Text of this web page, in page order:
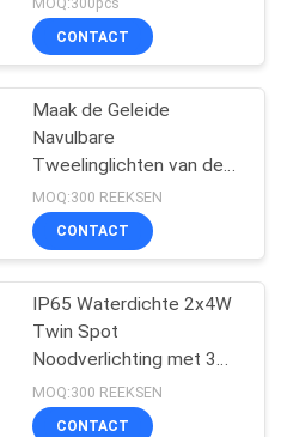
Noodsituatielampen
CONTACT
Maak de Geleide
Navulbare
Tweelinglichten van de
Vleknoodsituatie met
Opgezette waterdicht
Muuroppervlakte
MOQ:300 REEKSEN
CONTACT
IP65 Waterdichte 2x4W
Twin Spot
Noodverlichting met 3
Jaar Garantie en Twin
Head LED Noodlamp
MOQ:300 REEKSEN
CONTACT